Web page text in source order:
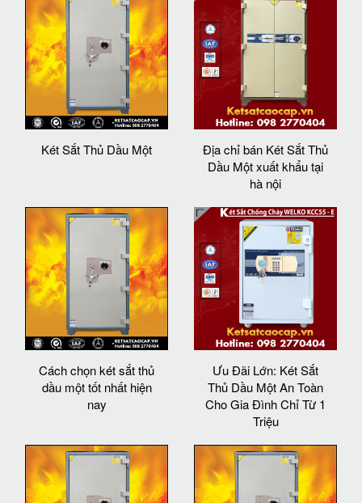
Két Sắt Thủ Dầu Một
Địa chỉ bán Két Sắt Thủ
Dầu Một xuất khẩu tại
hà nội
Cách chọn két sắt thủ
dầu một tốt nhất hiện
nay
Ưu Đãi Lớn: Két Sắt
Thủ Dầu Một An Toàn
Cho Gia Đình Chỉ Từ 1
Triệu